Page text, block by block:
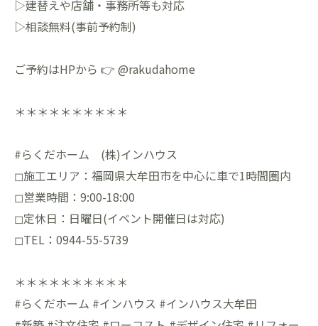
▷建替えや店舗・事務所等も対応
▷相談無料(事前予約制)
ご予約はHPから 👉 @rakudahome
＊＊＊＊＊＊＊＊＊＊
#らくだホーム (株)インハウス
◻︎施工エリア：福岡県大牟田市を中心に車で1時間圏内
◻︎営業時間：9:00-18:00
◻︎定休日：日曜日(イベント開催日は対応)
◻︎TEL：0944-55-5739
＊＊＊＊＊＊＊＊＊＊
#らくだホーム #インハウス #インハウス大牟田